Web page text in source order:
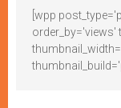
[wpp
order_by='views'